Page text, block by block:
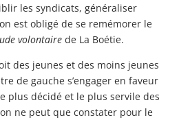
les syndicats, généraliser
est obligé de se remémorer le
volontaire de La Boétie.
des jeunes et des moins jeunes
de gauche s’engager en faveur
plus décidé et le plus servile des
ne peut que constater pour le